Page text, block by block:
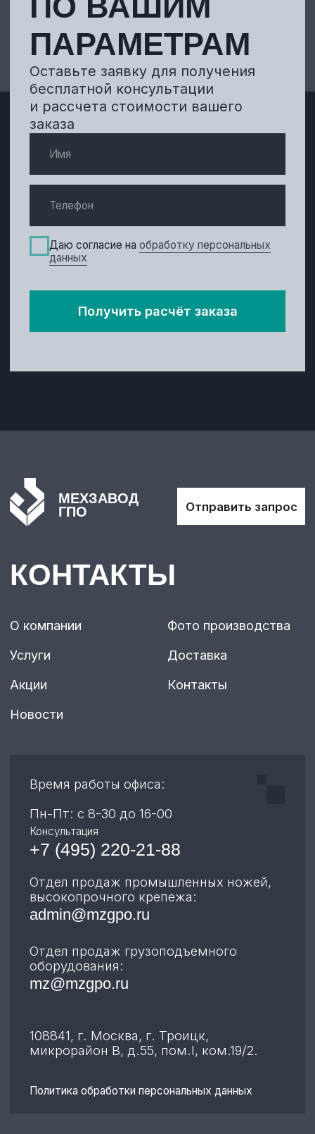
КОНТАКТЫ
О компании
Услуги
Акции
Новости
Фото производства
Контакты
Доставка
Пн-Пт: с 8-30 до 16-00
высокопрочного крепежа:
оборудования:
mz@mzgpo.ru
admin@mzgpo.ru
+7 (495) 220-21-88